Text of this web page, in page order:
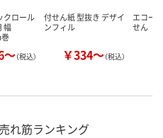
クロール
幅
～（税込）
付せん紙 型抜き デザイ
ンフィル
￥334～（税込）
エコー
せん
れ筋ランキング